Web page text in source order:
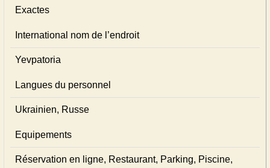
Exactes
International nom de l’endroit
Yevpatoria
Langues du personnel
Ukrainien, Russe
Equipements
Réservation en ligne, Restaurant, Parking, Piscine,